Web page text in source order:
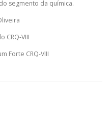
segmento da química.
CRQ-VIII
Forte CRQ-VIII